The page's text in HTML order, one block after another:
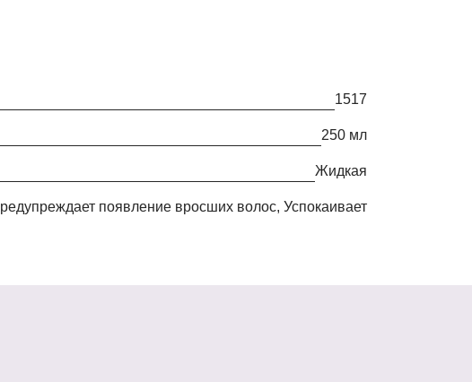
1517
250 мл
жидкая
появление вросших волос, Успокаивает